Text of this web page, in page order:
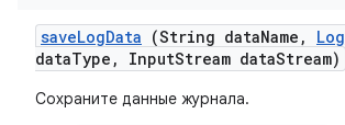
saveLogData (String dataName , Log
dataType , InputStream dataStream)
Сохраните данные журнала.